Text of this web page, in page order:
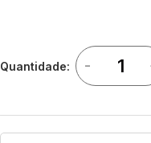
Quantidade: -